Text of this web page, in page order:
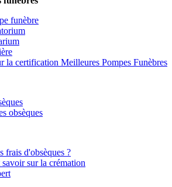
funèbre
la certification Meilleures Pompes Funèbres
obsèques
frais d'obsèques ?
sur la crémation